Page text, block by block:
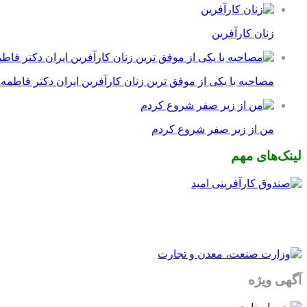
زنان کارآفرین
مصاحبه با یکی از موفق ترین زنان کارآفرین ایران دکتر
من از زیر صفر شروع کردم
لینک‌های مهم
آگهی ویژه